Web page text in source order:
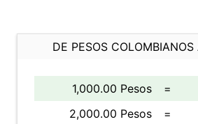
DE PESOS
1,000.00 Pesos =
2,000.00 Pesos
=